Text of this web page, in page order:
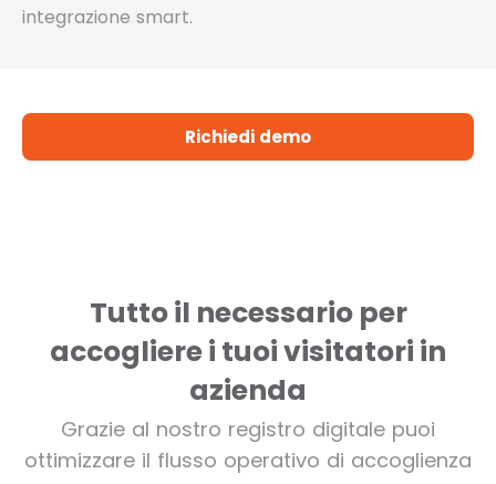
integrazione smart.
Richiedi demo
Tutto il necessario per
accogliere i tuoivisitatori in
azienda
Grazie al nostro registro digitale puoi
ottimizzare il flusso operativo di accoglienza